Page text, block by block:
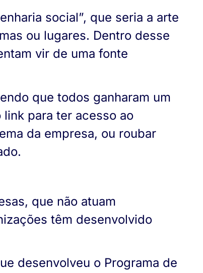
social”, que seria a arte
ou lugares. Dentro desse
vir de uma fonte
que todos ganharam um
para ter acesso ao
da empresa, ou roubar
que não atuam
têm desenvolvido
desenvolveu o Programa de